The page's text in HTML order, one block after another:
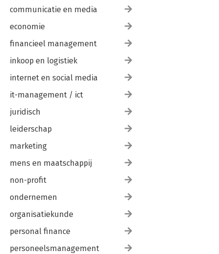
communicatie en media
economie
financieel management
inkoop en logistiek
internet en social media
it-management / ict
juridisch
leiderschap
marketing
mens en maatschappij
non-profit
ondernemen
organisatiekunde
personal finance
personeelsmanagement